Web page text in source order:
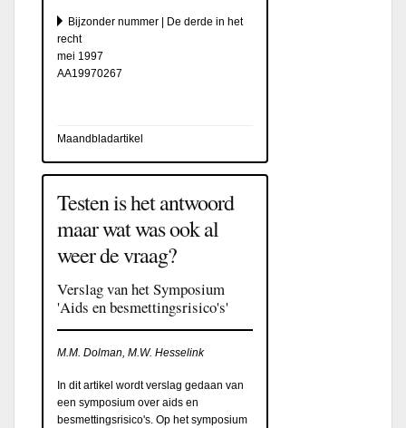
Bijzonder nummer | De derde in het
recht
mei 1997
AA19970267
Maandbladartikel
Testen is het antwoord
maar wat was ook al
weer de vraag?
Verslag van het Symposium
'Aids en besmettingsrisico's'
M.M. Dolman, M.W. Hesselink
In dit artikel wordt verslag gedaan van
een symposium over aids en
besmettingsrisico's. Op het symposium